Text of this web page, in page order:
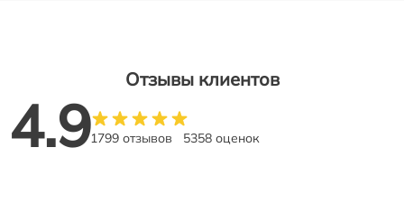
Отзывы клиентов
4.91799 отзывов 5358 оценок